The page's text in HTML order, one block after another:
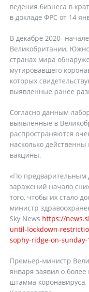
ведения бизнеса в
в докладе ФРС от 14
В декабре 2020-
Великобритании,
странах мира
мутировавшего
которых
выявленные ранее
Согласно данным
выявленные в
распространяются
насколько
вакцины.
«По предварительным
заражений начало
того, чтобы их стало
министр
Sky News https://
until-lockdown-
sophy-ridge-on-sunday-
Премьер-министр
января заявил о более
штамма